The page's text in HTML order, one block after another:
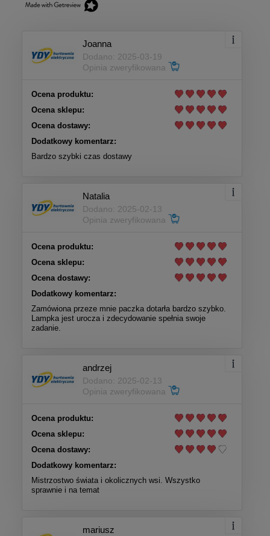
Joanna
Dodano: 2025-03-19
Opinia zweryfikowana
Ocena produktu:
Ocena sklepu:
Ocena dostawy:
Dodatkowy komentarz:
Bardzo szybki czas dostawy
Natalia
Dodano: 2025-02-13
Opinia zweryfikowana
Ocena produktu:
Ocena sklepu:
Ocena dostawy:
Dodatkowy komentarz:
Zamówiona przeze mnie paczka dotarła bardzo szybko.
Lampka jest urocza i zdecydowanie spełnia swoje
zadanie.
andrzej
Dodano: 2025-02-13
Opinia zweryfikowana
Ocena produktu:
Ocena sklepu:
Ocena dostawy:
Dodatkowy komentarz:
Mistrzostwo świata i okolicznych wsi. Wszystko
sprawnie i na temat
mariusz